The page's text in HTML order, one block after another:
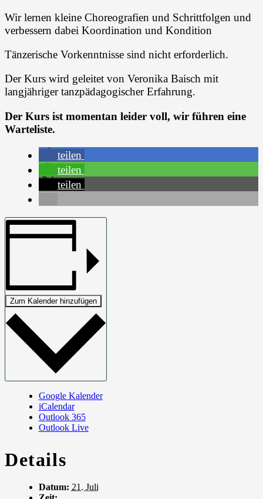
Wir lernen kleine Choreografien und Schrittfolgen und
verbessern dabei Koordination und Kondition
Tänzerische Vorkenntnisse sind nicht erforderlich.
Der Kurs wird geleitet von Veronika Baisch mit
langjähriger tanzpädagogischer Erfahrung.
Der Kurs ist momentan leider voll, wir führen eine
Warteliste.
teilen
teilen
teilen
Zum Kalender hinzufügen
Google Kalender
iCalendar
Outlook 365
Outlook Live
Details
Datum: 21. Juli